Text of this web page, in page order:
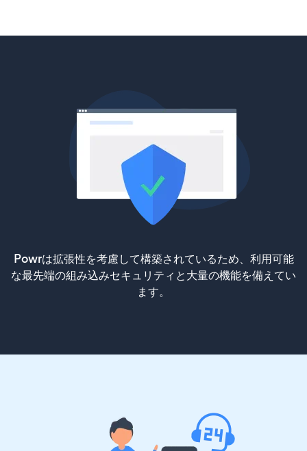
Powrは拡張性を考慮して構築されているため、利用可能
な最先端の組み込みセキュリティと大量の機能を備えてい
ます。